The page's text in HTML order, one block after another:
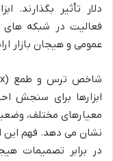
دلار تأثیر بگذارند.
فعالیت در شبکه های
عمومی و هیجان بازار
ابزارها برای سنجش
معیارهای مختلف،
نشان می دهد. فهم این